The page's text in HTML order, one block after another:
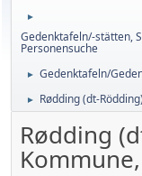
►
Gedenktafeln/-stätten,
Personensuche
► Gedenktafeln/
► Rødding (dt-
Rødding